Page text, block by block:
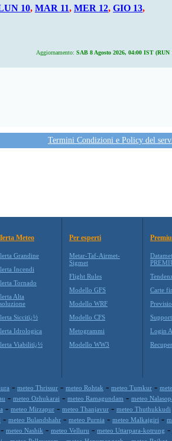
10, MAR 11, MER 12, GIO 13,
Aggiornamento: SAB 8 Agosto 2026, 04:00 IST (RUN
Termini Condizioni e Policy del
Meteo
Grandine
Incendi
Tornado
Alta
Siccitï¿½
Idrologica
Viabilitï¿½
Per esperti
Metar-Taf-Airmet-
Sigmet
Flight Rules
Modello GFS
Modello WRF
Modello CFS
Metogrammi
Modello WW3
Carte
Login
- meteo Thrissur - meteo Rohtak - meteo Tumkur -
- meteo Ozhukarai - meteo Ramagundam - meteo
- meteo Mirzapur - meteo Thanjavur - meteo Thuthukkudi
- meteo Bulandshahr - meteo Purnia - meteo Malkajgiri -
- meteo Nashik - meteo Velluru - meteo Uttarpara-kotrung -